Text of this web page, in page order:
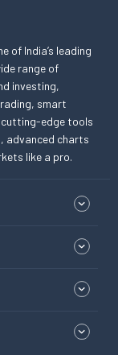
of India’s leading
range of
investing,
smart
cutting-edge tools
advanced charts
like a pro.